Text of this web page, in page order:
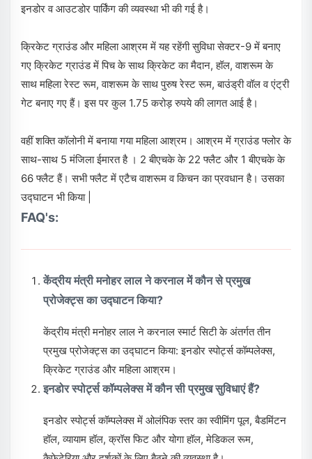
इनडोर व आउटडोर पार्किंग की व्यवस्था भी की गई है।
क्रिकेट ग्राउंड और महिला आश्रम में यह रहेंगी सुविधा सेक्टर-9 में बनाए
गए क्रिकेट ग्राउंड में पिच के साथ क्रिकेट का मैदान, हॉल, वाशरूम के
साथ महिला रेस्ट रूम, वाशरूम के साथ पुरुष रेस्ट रूम, बाउंड्री वॉल व एंट्री
गेट बनाए गए हैं। इस पर कुल 1.75 करोड़ रुपये की लागत आई है।
वहीं शक्ति कॉलोनी में बनाया गया महिला आश्रम। आश्रम में ग्राउंड फ्लोर के
साथ-साथ 5 मंजिला ईमारत है । 2 बीएचके के 22 फ्लैट और 1 बीएचके के
66 फ्लैट हैं। सभी फ्लैट में एटैच वाशरूम व किचन का प्रवधान है। उसका
उद्घाटन भी किया |
FAQ's:
केंद्रीय मंत्री मनोहर लाल ने करनाल में कौन से प्रमुख
प्रोजेक्ट्स का उद्घाटन किया?
केंद्रीय मंत्री मनोहर लाल ने करनाल स्मार्ट सिटी के अंतर्गत तीन
प्रमुख प्रोजेक्ट्स का उद्घाटन किया: इनडोर स्पोर्ट्स कॉम्पलेक्स,
क्रिकेट ग्राउंड और महिला आश्रम।
इनडोर स्पोर्ट्स कॉम्पलेक्स में कौन सी प्रमुख सुविधाएं हैं?
इनडोर स्पोर्ट्स कॉम्पलेक्स में ओलंपिक स्तर का स्वीमिंग पूल, बैडमिंटन
हॉल, व्यायाम हॉल, क्रॉस फिट और योगा हॉल, मेडिकल रूम,